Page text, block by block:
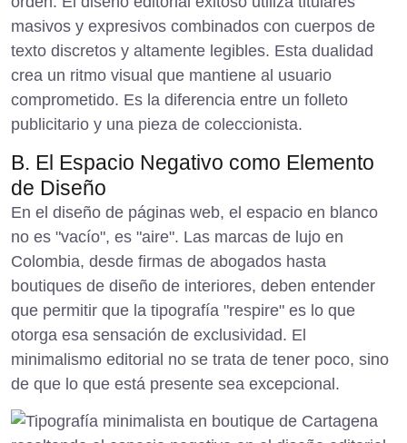
masivos y expresivos combinados con cuerpos de
texto discretos y altamente legibles. Esta dualidad
crea un ritmo visual que mantiene al usuario
comprometido. Es la diferencia entre un folleto
publicitario y una pieza de coleccionista.
B. El Espacio Negativo como Elemento
de Diseño
En el diseño de páginas web, el espacio en blanco
no es "vacío", es "aire". Las marcas de lujo en
Colombia, desde firmas de abogados hasta
boutiques de diseño de interiores, deben entender
que permitir que la tipografía "respire" es lo que
otorga esa sensación de exclusividad. El
minimalismo editorial no se trata de tener poco, sino
de que lo que está presente sea excepcional.